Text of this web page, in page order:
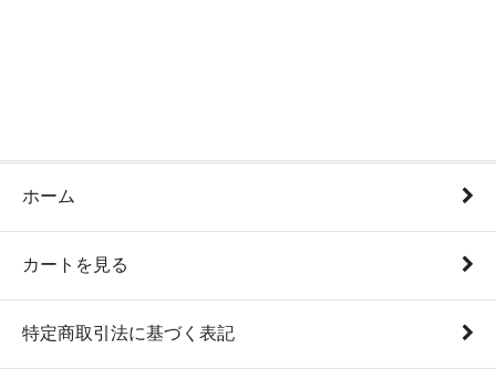
ホーム
カートを見る
特定商取引法に基づく表記